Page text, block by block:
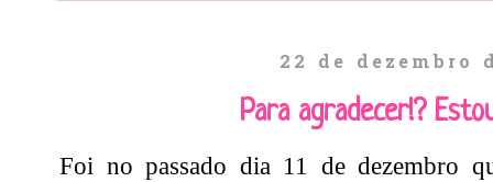
22 de dezembro
Para agradecer!?
Foi no passado dia 11 de dezembro